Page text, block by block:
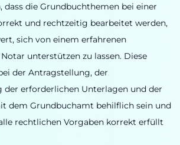
dass die Grundbuchthemen bei einer
und rechtzeitig bearbeitet werden,
sich von einem erfahrenen
unterstützen zu lassen. Diese
der Antragstellung, der
der erforderlichen Unterlagen und der
dem Grundbuchamt behilflich sein und
rechtlichen Vorgaben korrekt erfüllt